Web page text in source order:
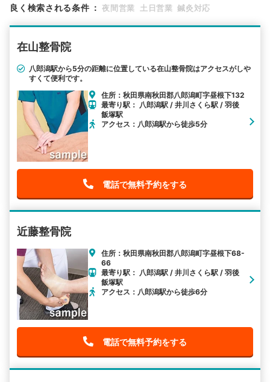
検索する
駅から探す 院名から探す
良く検索される条件 ： 夜間営業 土日営業 鍼灸対応
在山整骨院
八郎潟駅から5分の距離に位置している在山整骨院はアクセスがしや
すくて便利です。
住所：秋田県南秋田郡八郎潟町字昼根下132
最寄り駅： 八郎潟駅 / 井川さくら駅 / 羽後
飯塚駅
アクセス：八郎潟駅から徒歩5分
電話で無料予約をする
近藤整骨院
住所：秋田県南秋田郡八郎潟町字昼根下68-
66
最寄り駅： 八郎潟駅 / 井川さくら駅 / 羽後
飯塚駅
アクセス：八郎潟駅から徒歩6分
電話で無料予約をする